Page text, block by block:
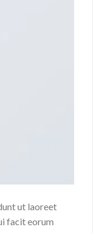
ut laoreet
facit eorum